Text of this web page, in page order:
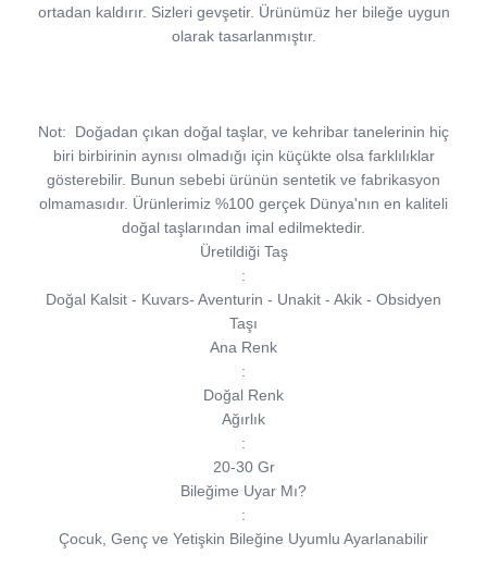
ortadan kaldırır. Sizleri gevşetir. Ürünümüz her bileğe uygun
olarak tasarlanmıştır.
Not: Doğadan çıkan doğal taşlar, ve kehribar tanelerinin hiç
biri birbirinin aynısı olmadığı için küçükte olsa farklılıklar
gösterebilir. Bunun sebebi ürünün sentetik ve fabrikasyon
olmamasıdır. Ürünlerimiz %100 gerçek Dünya'nın en kaliteli
doğal taşlarından imal edilmektedir.
Üretildiği Taş
:
Doğal Kalsit - Kuvars- Aventurin - Unakit - Akik - Obsidyen
Taşı
Ana Renk
:
Doğal Renk
Ağırlık
:
20-30 Gr
Bileğime Uyar Mı?
:
Çocuk, Genç ve Yetişkin Bileğine Uyumlu Ayarlanabilir